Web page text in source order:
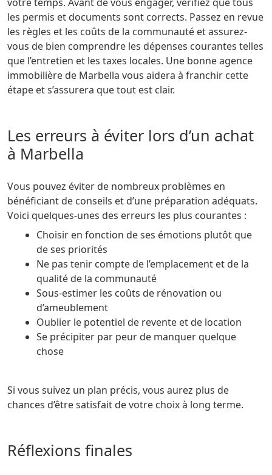
les permis et documents sont corrects. Passez en revue
les règles et les coûts de la communauté et assurez-
vous de bien comprendre les dépenses courantes telles
que l’entretien et les taxes locales. Une bonne agence
immobilière de Marbella vous aidera à franchir cette
étape et s’assurera que tout est clair.
Les erreurs à éviter lors d’un achat
à Marbella
Vous pouvez éviter de nombreux problèmes en
bénéficiant de conseils et d’une préparation adéquats.
Voici quelques-unes des erreurs les plus courantes :
Choisir en fonction de ses émotions plutôt que
de ses priorités
Ne pas tenir compte de l’emplacement et de la
qualité de la communauté
sous-estimer les coûts de rénovation ou
d’ameublement
Oublier le potentiel de revente et de location
Se précipiter par peur de manquer quelque
chose
Si vous suivez un plan précis, vous aurez plus de
chances d’être satisfait de votre choix à long terme.
Réflexions finales